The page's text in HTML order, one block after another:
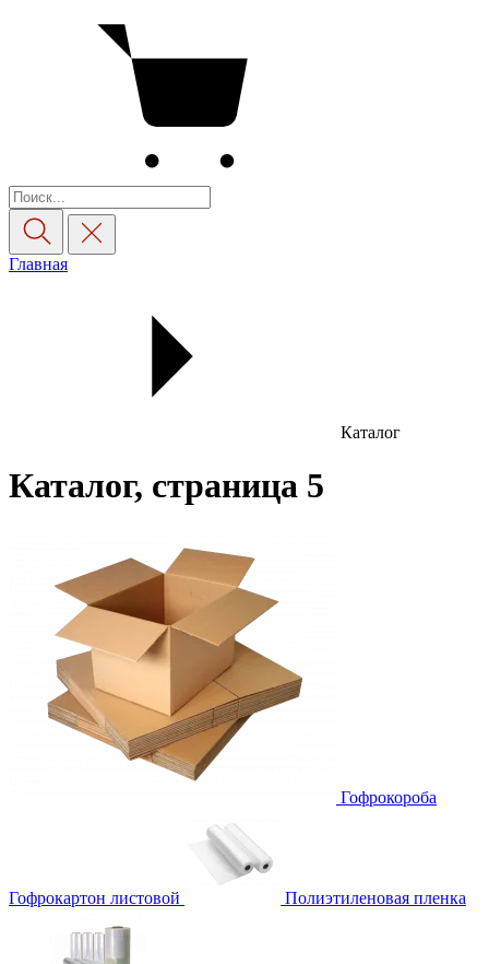
Главная
Каталог
Каталог, страница 5
Гофрокороба
Гофрокартон листовой Полиэтиленовая пленка